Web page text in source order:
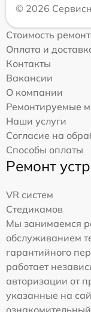
© 2026
Стоимость
Оплата и
Контакты
Вакансии
О компании
Ремонтируемые
Наши услуги
Согласие на
Способы оплаты
Ремонт
VR систем
Стедикамов
Мы занимаемся
обслуживанием
гарантийного
работает
авторизации от
указанные на